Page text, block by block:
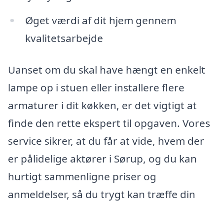
Øget værdi af dit hjem gennem
kvalitetsarbejde
Uanset om du skal have hængt en enkelt
lampe op i stuen eller installere flere
armaturer i dit køkken, er det vigtigt at
finde den rette ekspert til opgaven. Vores
service sikrer, at du får at vide, hvem der
er pålidelige aktører i Sørup, og du kan
hurtigt sammenligne priser og
anmeldelser, så du trygt kan træffe din